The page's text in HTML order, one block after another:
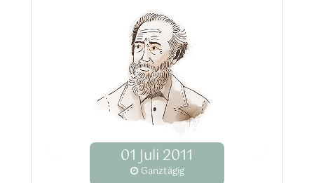
01 Juli 2011
Ganztägig